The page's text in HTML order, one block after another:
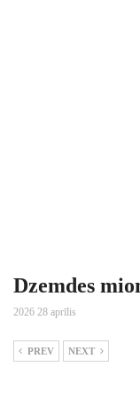
Dzemdes
2026 28 aprīlis
PREV NEXT